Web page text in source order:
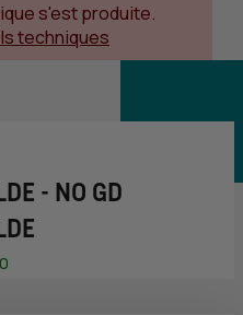
s'est produite.
techniques
- NO GD